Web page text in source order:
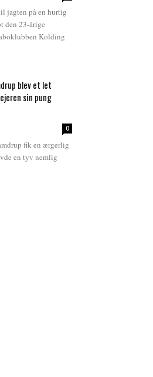
jagten på en hurtig
den 23-årige
Kolding
blev et let
sin pung
0
fik en ærgerlig
en tyv nemlig